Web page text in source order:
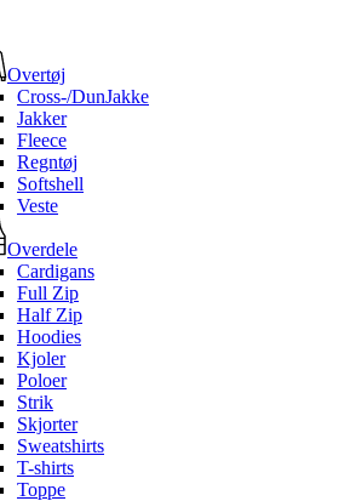
Overtøj
Cross-/DunJakke
Jakker
Fleece
Regntøj
Softshell
Veste
Overdele
Cardigans
Full Zip
Half Zip
Hoodies
Kjoler
Poloer
Strik
Skjorter
Sweatshirts
T-shirts
Toppe